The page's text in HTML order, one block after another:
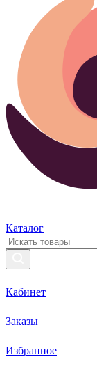
Каталог
Кабинет
Заказы
Избранное